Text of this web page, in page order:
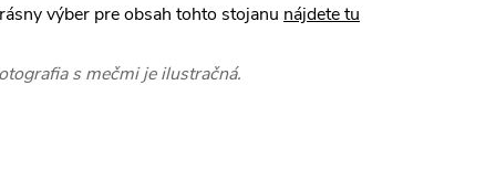
výber pre obsah tohto stojanu nájdete tu
s mečmi je ilustračná.